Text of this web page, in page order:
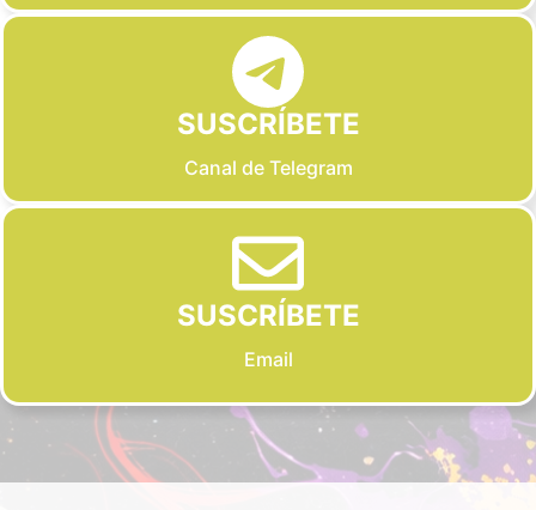
SUSCRÍBETE
Canal de Telegram
SUSCRÍBETE
Email